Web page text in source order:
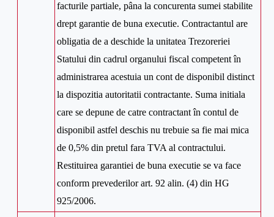
facturile partiale, pâna la concurenta sumei stabilite
drept garantie de buna executie. Contractantul are
obligatia de a deschide la unitatea Trezoreriei
Statului din cadrul organului fiscal competent în
administrarea acestuia un cont de disponibil distinct
la dispozitia autoritatii contractante. Suma initiala
care se depune de catre contractant în contul de
disponibil astfel deschis nu trebuie sa fie mai mica
de 0,5% din pretul fara TVA al contractului.
Restituirea garantiei de buna executie se va face
conform prevederilor art. 92 alin. (4) din HG
925/2006.